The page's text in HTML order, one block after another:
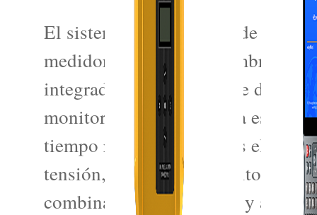
El sistema de monitoreo de
medidor de grietas inalámbrico,
integrada de monitoreo de
monitoreo de lluvia y una
tiempo real y las 24 horas el
tensión, así como la
combinado de monitoreo y alerta